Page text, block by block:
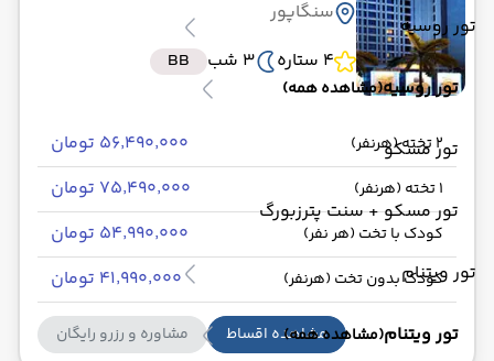
تور روسیه
تور روسیه(مشاهده همه)
تور مسکو
تور مسکو + سنت پترزبورگ
تور ویتنام
تور ویتنام(مشاهده همه)
سنگاپور
4 ستاره
3 شب BB
2 تخته (هرنفر) ۵۶٬۴۹۰٬۰۰۰ تومان
1 تخته (هرنفر) ۷۵٬۴۹۰٬۰۰۰ تومان
کودک با تخت (هر نفر) ۵۴٬۹۹۰٬۰۰۰ تومان
کودک بدون تخت (هرنفر) ۴۱٬۹۹۰٬۰۰۰ تومان
مشاهده اقساط مشاوره و رزرو رایگان